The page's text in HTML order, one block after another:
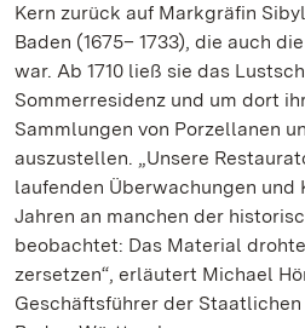
Kern zurück auf Markgräfin
Baden (1675– 1733), die auch
war. Ab 1710 ließ sie das
Sommerresidenz und um dort
Sammlungen von Porzellanen
auszustellen. „Unsere
laufenden Überwachungen
Jahren an manchen der
beobachtet: Das Material
zersetzen“, erläutert Michael
Geschäftsführer der